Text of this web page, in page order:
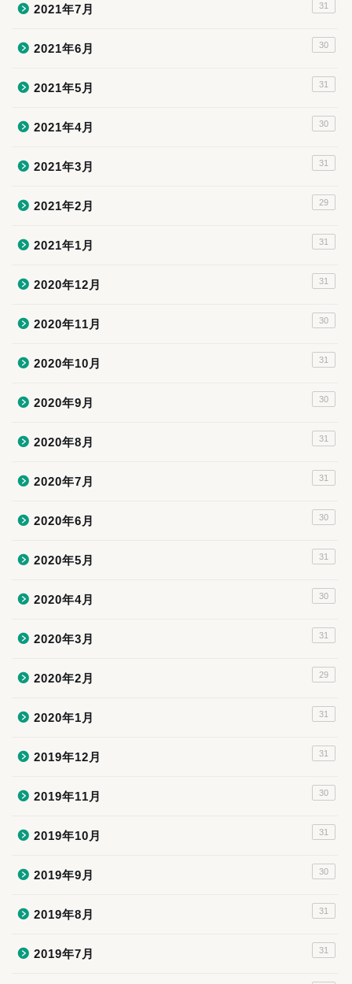
2021年7月 31
2021年6月 30
2021年5月 31
2021年4月 30
2021年3月 31
2021年2月 29
2021年1月 31
2020年12月 31
2020年11月 30
2020年10月 31
2020年9月 30
2020年8月 31
2020年7月 31
2020年6月 30
2020年5月 31
2020年4月 30
2020年3月 31
2020年2月 29
2020年1月 31
2019年12月 31
2019年11月 30
2019年10月 31
2019年9月 30
2019年8月 31
2019年7月 31